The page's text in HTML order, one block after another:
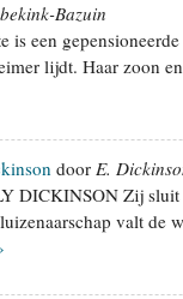
Bazuin
is een
lijdt. Haar zoon
door E.
DICKINSON Zij
valt de